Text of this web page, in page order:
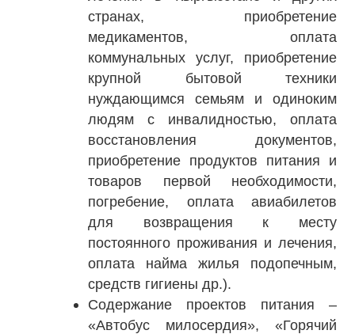
странах, приобретение
медикаментов, оплата
коммунальных услуг, приобретение
крупной бытовой техники
нуждающимся семьям и одиноким
людям с инвалидностью, оплата
восстановления документов,
приобретение продуктов питания и
товаров первой необходимости,
погребение, оплата авиабилетов
для возвращения к месту
постоянного проживания и лечения,
оплата найма жилья подопечным,
средств гигиены др.).
Содержание проектов питания –
«Автобус милосердия», «Горячий